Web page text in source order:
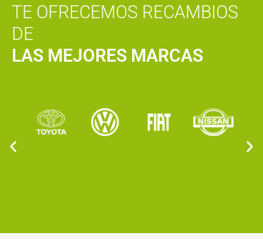
TE OFRECEMOS RECAMBIOS
DE
LAS MEJORES MARCAS